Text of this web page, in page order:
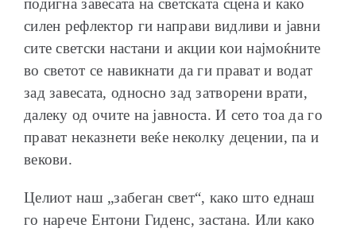
подигна завесата на светската сцена и како
силен рефлектор ги направи видливи и јавни
сите светски настани и акции кои најмоќните
во светот се навикнати да ги прават и водат
зад завесата, односно зад затворени врати,
далеку од очите на јавноста. И сето тоа да го
прават неказнети веќе неколку децении, па и
векови.
Целиот наш „забеган свет“, како што еднаш
го нарече Ентони Гиденс, застана. Или како